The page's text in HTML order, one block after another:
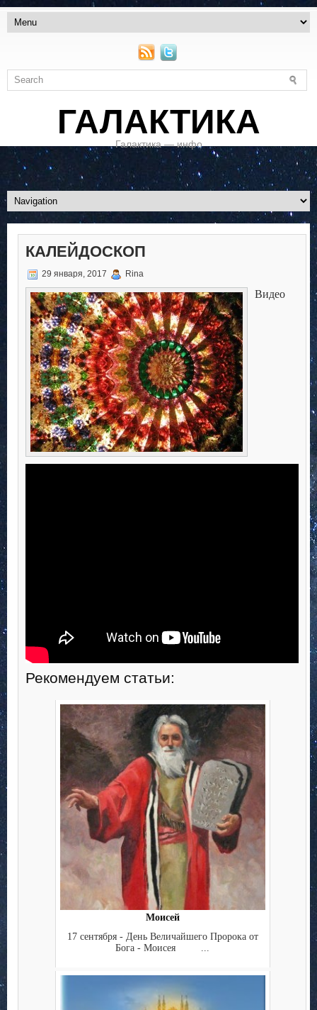
ГАЛАКТИКА
Галактика — инфо
КАЛЕЙДОСКОП
29 января, 2017 Rina
Видео
Рекомендуем статьи:
Моисей
17 сентября - День Величайшего Пророка от
Бога - Моисея ...